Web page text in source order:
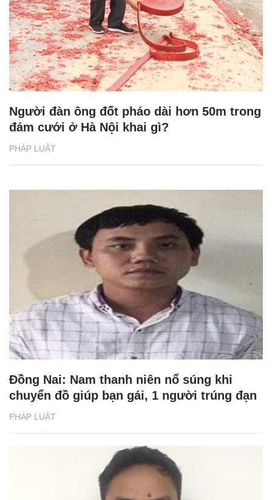
PHÁP LUẬT
Người đàn ông đốt pháo dài hơn 50m trong
đám cưới ở Hà Nội khai gì?
PHÁP LUẬT
Đồng Nai: Nam thanh niên nổ súng khi
chuyển đồ giúp bạn gái, 1 người trúng đạn